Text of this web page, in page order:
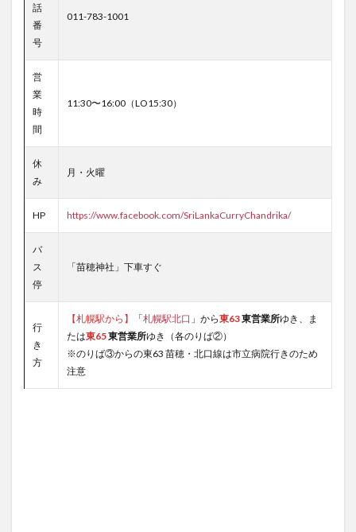
話
番
号
011-783-1001
営
業
時
間
11:30〜16:00（LO15:30）
休
み
月・火曜
HP https://www.facebook.com/SriLankaCurryChandrika/
バ
ス
停
「苗穂神社」下車すぐ
行
き
方
【札幌駅から】 「札幌駅北口 」から東63東営業所ゆき、ま
たは東65東営業所ゆき（各のりば②）
※のりば③からの東63 苗穂・北口線は市立病院行きのため
注意